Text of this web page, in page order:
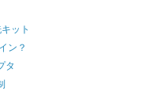
ット
ン？
タ